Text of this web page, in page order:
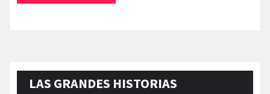
LAS GRANDES HISTORIAS